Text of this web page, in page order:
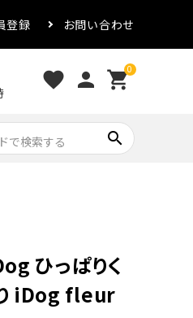
登録 お問い合わせ
favorite person 0
shopping_cart
search
ひっぱりく
iDog fleur